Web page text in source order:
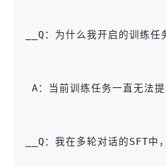
__Q：为什么我开启的训练
A：当前训练任务一直无法
__Q：我在多轮对话的SFT